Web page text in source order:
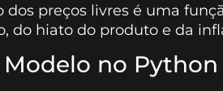
dos preços livres é uma
do hiato do produto e da
no Python